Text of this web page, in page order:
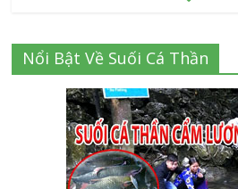
Danh sách 8 đại
giá sỉ tại Tphcm
High
July 16, 2026
Cập nhật mới
giá bao nhiêu tại
Tphcm hiện nay?
Nổi Bật Về Suối Cá Thần